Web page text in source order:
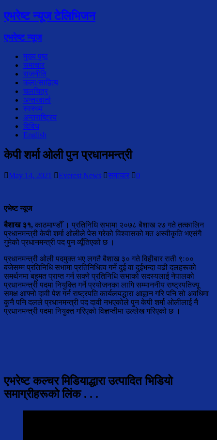
एभरेष्ट न्यूज टेलिभिजन
एभरेष्ट न्यूज
मुख्य पृष्ठ
समाचार
राजनीति
कला/साहित्य
चलचित्र
अन्तरवार्ता
स्वस्थ्य
अन्तराष्ट्रिय
विविध
English
केपी शर्मा ओली पुन प्रधानमन्त्री
May 14, 2021 Everest News समाचार 0
एभेष्ट न्यूज
बैशाख ३१, काठमाण्डौँ । प्रतिनिधि सभामा २०७८ बैशाख २७ गते तत्कालिन
प्रधानमन्त्री केपी शर्मा ओलीले पेस गरेको विश्वासको मत अस्वीकृति भएसंगै
गुमेको प्रधानमन्त्री पद पुन व्यूँतिएको छ ।
प्रधानमन्त्री ओली पदमुक्त भए लगतै बैशाख ३० गते विहीबार राती ९ः००
बजेसम्म प्रतिनिधि सभामा प्रतिनिधित्व गर्ने दुई वा दुईभन्दा वढी दलहरूको
समर्थनमा बहुमत प्राप्त गर्न सक्ने प्रतिनिधि सभाको सदस्यलाई नेपालको
प्रधानमन्त्री पदमा नियुक्ति गर्ने प्रयोजनका लागि सम्माननीय राष्ट्रपतिज्यू
समक्ष आफ्नो दावी पेश गर्न राष्ट्रपति कार्यलयद्धारा आह्वान गरि पनि सो अवधिमा
कुनै पनि दलले प्रधानमन्त्री पद दावी नभएकोले पुन केपी शर्मा ओलीलाई नै
प्रधानमन्त्री पदमा नियुक्त गरिएको विज्ञप्तीमा उल्लेख गरिएको छ ।
एभरेष्ट कल्चर मिडियाद्धारा उत्पादित भिडियो
समाग्रीहरूको लिंक . . .